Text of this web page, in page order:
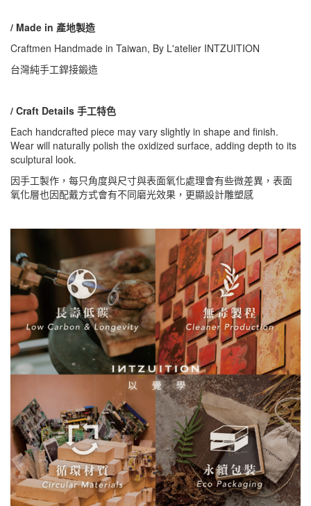
/ Made in 產地製造
Craftmen Handmade in Taiwan, By L'atelier INTZUITION
台灣純手工銲接鍛造
/ Craft Details 手工特色
Each handcrafted piece may vary slightly in shape and finish.
Wear will naturally polish the oxidized surface, adding depth to its
sculptural look.
因手工製作，每只角度與尺寸與表面氧化處理會有些微差異，表面
氧化層也因配戴方式會有不同磨光效果，更顯設計雕塑感